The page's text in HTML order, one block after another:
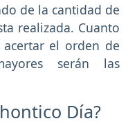
de la cantidad de
realizada. Cuanto
el orden de
serán las
Día?